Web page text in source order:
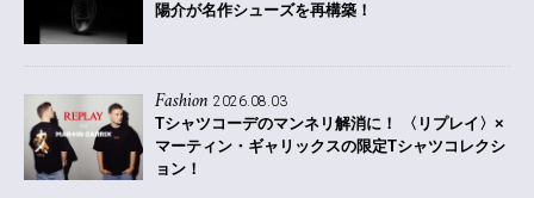
陽介が名作シューズを再構築！
Fashion 2026.08.03
Tシャツコーデのマンネリ解消に！ 〈リプレイ〉×
マーティン・ギャリックスの限定Tシャツコレクシ
ョン！